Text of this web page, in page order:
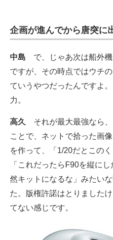
企画が進んでから唐突に
中島 で、じゃあ次は船外
ですが、その時点ではウチ
ていうやつだったんですよ
力。
高久
それが最大最強なら、
ことで、ネットで拾った画
を作って、「1/20だとこの
「これだったらF90を縦に
然キットになるな」みたい
た。版権許諾はとりました
てない感じです。